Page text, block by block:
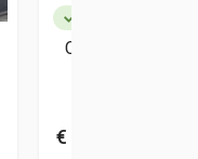
CUORI A
€ 26,00